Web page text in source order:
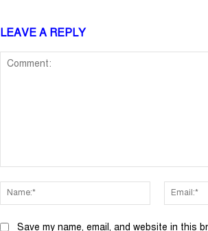
LEAVE A REPLY
Name:*
Save my name, email, and website in this